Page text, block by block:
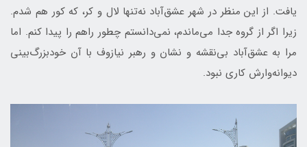
یافت. از این منظر در شهر عشق‌آباد نه‌تنها لال و کر، که کور هم شدم.
زیرا اگر از گروه جدا می‌ماندم، نمی‌دانستم چطور راهم را پیدا کنم. اما
مرا به عشق‌آباد بی‌نقشه و نشان و رهبر نیازوف با آن خودبزرگ‌بینی
دیوانه‌وارش کاری نبود.